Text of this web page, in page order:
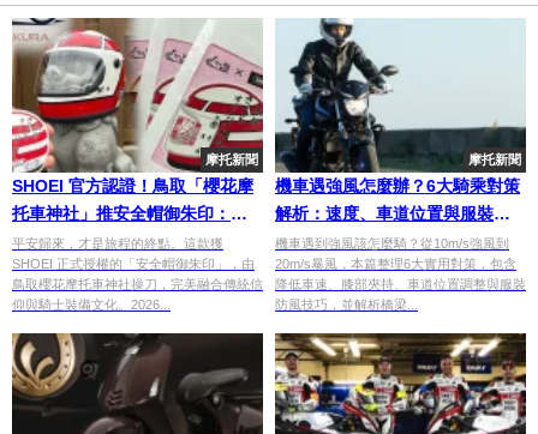
摩托新聞
SHOEI 官方認證！鳥取「櫻花摩
托車神社」推安全帽御朱印：
2026 大阪車展首度亮相的行車究
極護身符
平安歸來，才是旅程的終點。這款獲
SHOEI 正式授權的「安全帽御朱印」，由
鳥取櫻花摩托車神社操刀，完美融合傳統信
仰與騎士裝備文化。2026...
摩托新聞
機車遇強風怎麼辦？6大騎乘對策
解析：速度、車道位置與服裝完
整教學
機車遇到強風該怎麼騎？從10m/s強風到
20m/s暴風，本篇整理6大實用對策，包含
降低車速、膝部夾持、車道位置調整與服裝
防風技巧，並解析橋梁...